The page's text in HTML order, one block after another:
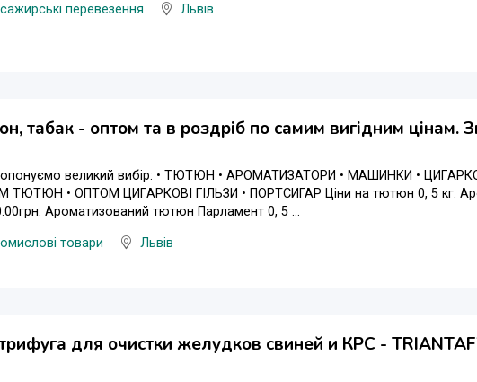
перевезення Львів
табак - оптом та в роздріб по самим вигідним цінам.
великий вибір: • ТЮТЮН • АРОМАТИЗАТОРИ • МАШИНКИ •
ТЮТЮН • ОПТОМ ЦИГAРКОВІ ГIЛЬЗИ • ПОРТCИГАР Ціни на тютюн 0, 5 кг:
Ароматизований тютюн Парламент 0, 5 ...
товари Львів
для очистки желудков свиней и КРС -